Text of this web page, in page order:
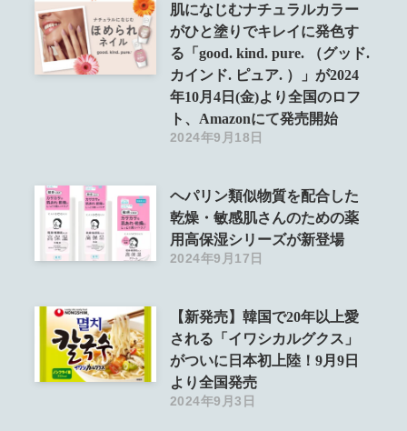
肌になじむナチュラルカラー
がひと塗りでキレイに発色す
る「good. kind. pure. （グッド.
カインド. ピュア. ）」が2024
年10月4日(金)より全国のロフ
ト、Amazonにて発売開始
2024年9月18日
ヘパリン類似物質を配合した
乾燥・敏感肌さんのための薬
用高保湿シリーズが新登場
2024年9月17日
【新発売】韓国で20年以上愛
される「イワシカルグクス」
がついに日本初上陸！9月9日
より全国発売
2024年9月3日